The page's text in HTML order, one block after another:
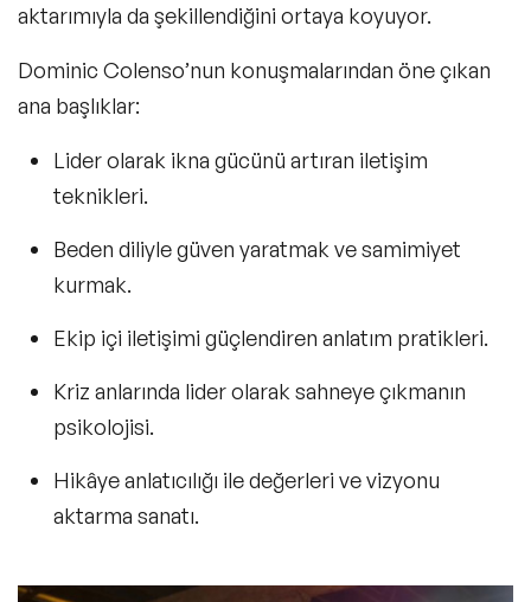
aktarımıyla da şekillendiğini ortaya koyuyor.
Dominic Colenso’nun konuşmalarından öne çıkan
ana başlıklar:
Lider olarak ikna gücünü artıran iletişim
teknikleri.
Beden diliyle güven yaratmak ve samimiyet
kurmak.
Ekip içi iletişimi güçlendiren anlatım pratikleri.
Kriz anlarında lider olarak sahneye çıkmanın
psikolojisi.
Hikâye anlatıcılığı ile değerleri ve vizyonu
aktarma sanatı.